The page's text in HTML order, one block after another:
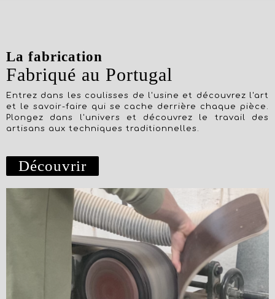
La fabrication
Fabriqué au Portugal
Entrez dans les coulisses de l'usine et découvrez l'art
et le savoir-faire qui se cache derrière chaque pièce.
Plongez dans l'univers et découvrez le travail des
artisans aux techniques traditionnelles.
Découvrir